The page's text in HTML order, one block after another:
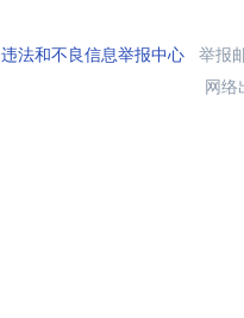
违法和不良信息举报中心举报
网